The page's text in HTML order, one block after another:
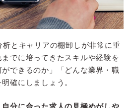
とキャリアの棚卸しが非常に重
でに培ってきたスキルや経験を
できるのか」「どんな業界・職
確にしましょう。
分に合った求人の見極めがしや